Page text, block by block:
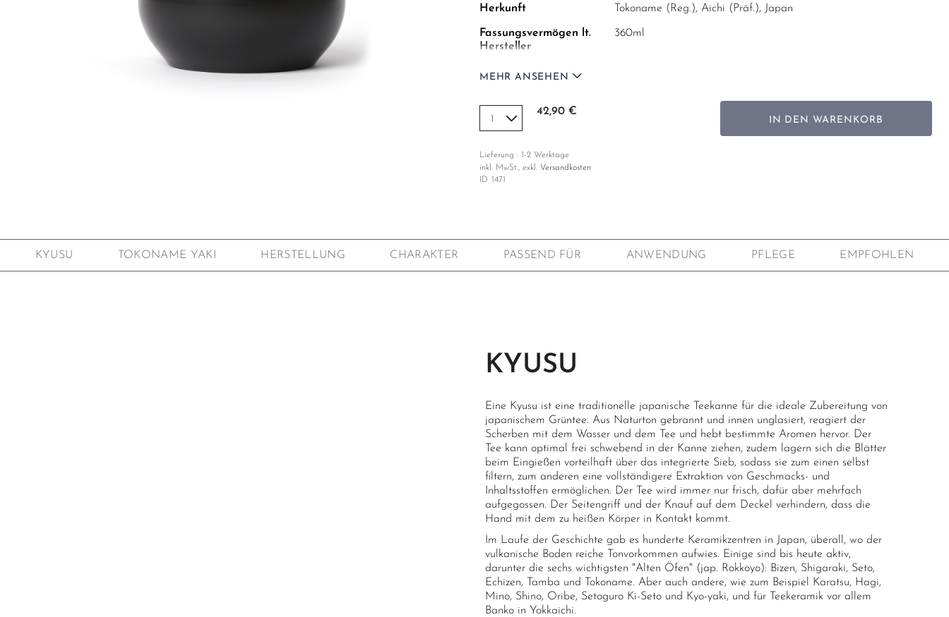
Herkunft Tokoname (Reg.), Aichi (Präf.), Japan
Fassungsvermögen lt.
Hersteller
360ml
Empfohlene Füllmenge
Maße
Ton
fest integriertes Edelstahlsieb (rostfrei)
Fertigung
Die Bestandteile von Deckel und Kanne werden von Hand in
MEHR ANSEHEN
42,90 €
IN DEN WARENKORB
Lieferung : 1-2 Werktage
inkl. MwSt., exkl. Versandkosten
ID 1471
KYUSU TOKONAME YAKI HERSTELLUNG CHARAKTER PASSEND FÜR ANWENDUNG PFLEGE EMPFOHLEN
KYUSU
Eine Kyusu ist eine traditionelle japanische Teekanne für die ideale Zubereitung von
japanischem Grüntee. Aus Naturton gebrannt und innen unglasiert, reagiert der
Scherben mit dem Wasser und dem Tee und hebt bestimmte Aromen hervor. Der
Tee kann optimal frei schwebend in der Kanne ziehen, zudem lagern sich die Blätter
beim Eingießen vorteilhaft über das integrierte Sieb, sodass sie zum einen selbst
filtern, zum anderen eine vollständigere Extraktion von Geschmacks- und
Inhaltsstoffen ermöglichen. Der Tee wird immer nur frisch, dafür aber mehrfach
aufgegossen. Der Seitengriff und der Knauf auf dem Deckel verhindern, dass die
Hand mit dem zu heißen Körper in Kontakt kommt.
Im Laufe der Geschichte gab es hunderte Keramikzentren in Japan, überall, wo der
vulkanische Boden reiche Tonvorkommen aufwies. Einige sind bis heute aktiv,
darunter die sechs wichtigsten "Alten Öfen" (jap. Rokkoyo): Bizen, Shigaraki, Seto,
Echizen, Tamba und Tokoname. Aber auch andere, wie zum Beispiel Karatsu, Hagi,
Mino, Shino, Oribe, Setoguro Ki-Seto und Kyo-yaki, und für Teekeramik vor allem
Banko in Yokkaichi.